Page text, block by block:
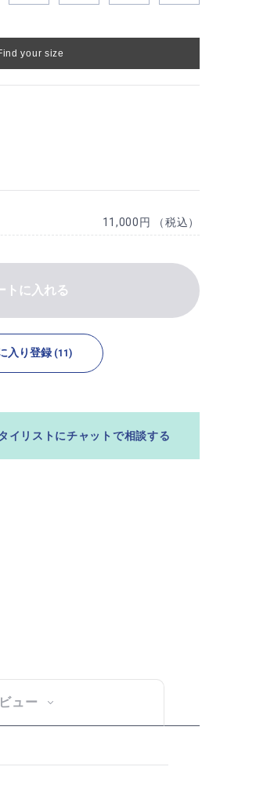
your size
11,000円 （税込）
トに入れる
入り登録 (11)
イリストにチャットで相談する
ュー